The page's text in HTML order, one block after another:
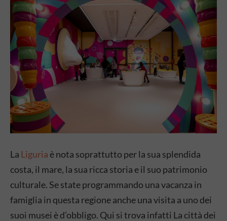
La Liguria è nota soprattutto per la sua splendida
costa, il mare, la sua ricca storia e il suo patrimonio
culturale. Se state programmando una vacanza in
famiglia in questa regione anche una visita a uno dei
suoi musei è d’obbligo. Qui si trova infatti La città dei